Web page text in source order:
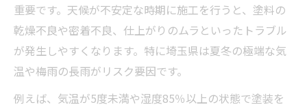
重要です。天候が不安定な時期に施工を行うと、塗料の
乾燥不良や密着不良、仕上がりのムラといったトラブル
が発生しやすくなります。特に埼玉県は夏冬の極端な気
温や梅雨の長雨がリスク要因です。
例えば、気温が5度未満や湿度85％以上の状態で塗装を